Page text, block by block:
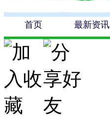
首页 最新资讯